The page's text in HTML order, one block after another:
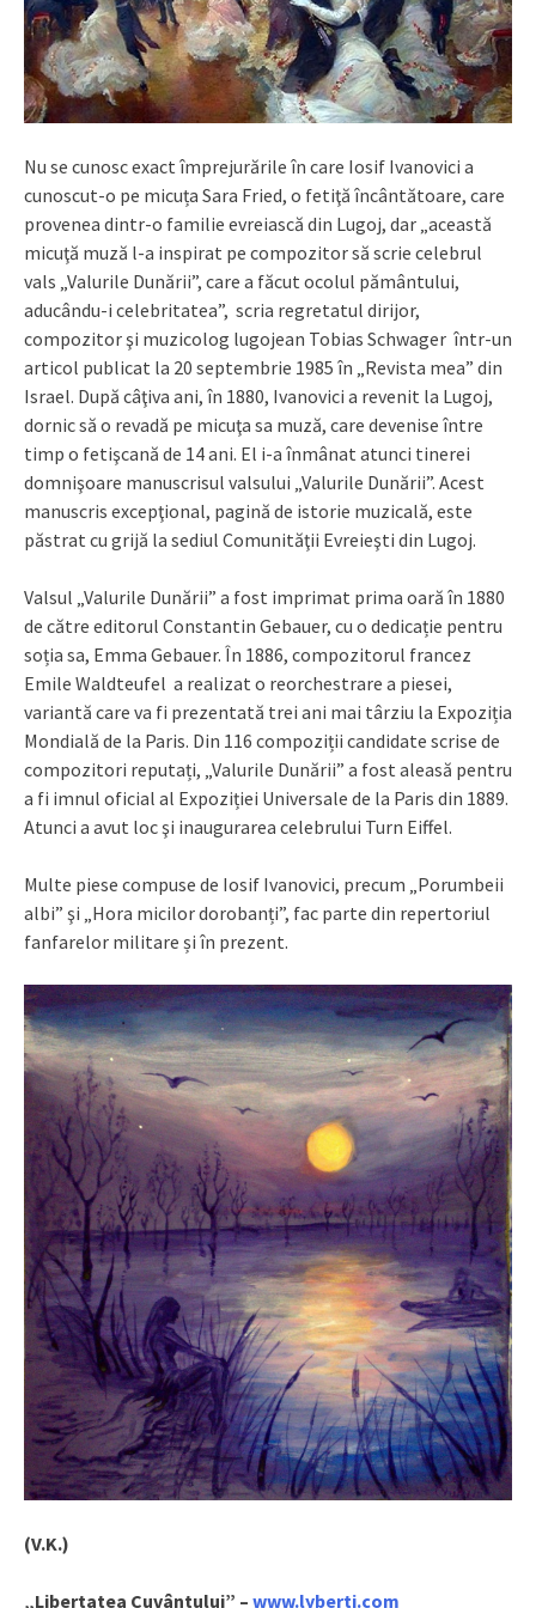
Nu se cunosc exact împrejurările în care Iosif Ivanovici a
cunoscut-o pe micuța Sara Fried, o fetiţă încântătoare, care
provenea dintr-o familie evreiască din Lugoj, dar „această
micuţă muză l-a inspirat pe compozitor să scrie celebrul
vals „Valurile Dunării”, care a făcut ocolul pământului,
aducându-i celebritatea”, scria regretatul dirijor,
compozitor şi muzicolog lugojean Tobias Schwager într-un
articol publicat la 20 septembrie 1985 în „Revista mea” din
Israel. După câţiva ani, în 1880, Ivanovici a revenit la Lugoj,
dornic să o revadă pe micuţa sa muză, care devenise între
timp o fetişcană de 14 ani. El i-a înmânat atunci tinerei
domnişoare manuscrisul valsului „Valurile Dunării”. Acest
manuscris excepţional, pagină de istorie muzicală, este
păstrat cu grijă la sediul Comunităţii Evreieşti din Lugoj.
Valsul „Valurile Dunării” a fost imprimat prima oară în 1880
de către editorul Constantin Gebauer, cu o dedicație pentru
soția sa, Emma Gebauer. În 1886, compozitorul francez
Emile Waldteufel a realizat o reorchestrare a piesei,
variantă care va fi prezentată trei ani mai târziu la Expoziția
Mondială de la Paris. Din 116 compoziții candidate scrise de
compozitori reputați, „Valurile Dunării” a fost aleasă pentru
a fi imnul oficial al Expoziției Universale de la Paris din 1889.
Atunci a avut loc şi inaugurarea celebrului Turn Eiffel.
Multe piese compuse de Iosif Ivanovici, precum „Porumbeii
albi” şi „Hora micilor dorobanți”, fac parte din repertoriul
fanfarelor militare și în prezent.
(V.K.)
„Libertatea Cuvântului” – www.lyberti.com